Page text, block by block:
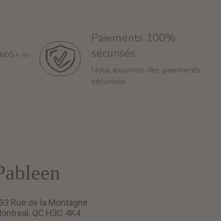
in
Paiements 100%
sécurisés
Nous assurons des paiements
sécurisés
Rue de la Montagne
QC H3C 4K4